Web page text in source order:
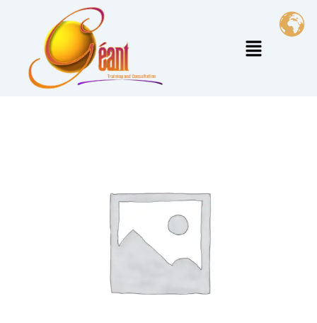
تخطي
المحتوى
القائمة